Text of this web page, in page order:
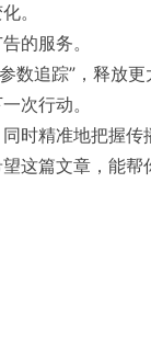
。
的服务。
数追踪”，释放更
次行动。
时精准地把握
这篇文章，能